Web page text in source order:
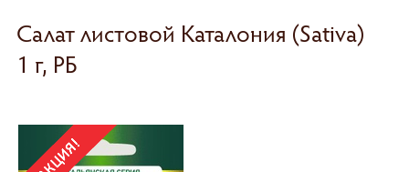
Салат листовой Каталония (Sativa)
1 г, РБ